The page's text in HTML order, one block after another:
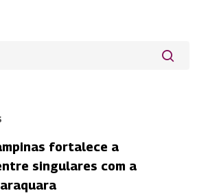
fortalece a
singulares com a